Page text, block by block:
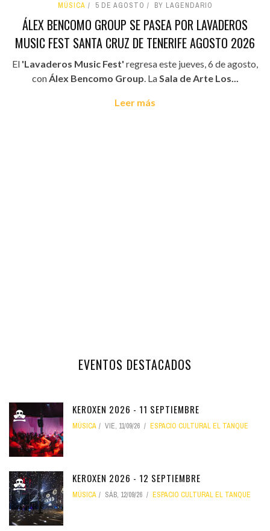
MÚSICA 5 DE AGOSTO BY LAGENDARIO
ÁLEX BENCOMO GROUP SE PASEA POR LAVADEROS
MUSIC FEST SANTA CRUZ DE TENERIFE AGOSTO 2026
El 'Lavaderos Music Fest' regresa este jueves, 6 de agosto,
conÁlex Bencomo Group. LaSala de Arte Los...
Leer más
EVENTOS DESTACADOS
KEROXEN 2026 - 11 SEPTIEMBRE
MÚSICA VIE, 11/09/26 ESPACIO CULTURAL EL TANQUE
KEROXEN 2026 - 12 SEPTIEMBRE
MÚSICA SÁB, 12/09/26 ESPACIO CULTURAL EL TANQUE